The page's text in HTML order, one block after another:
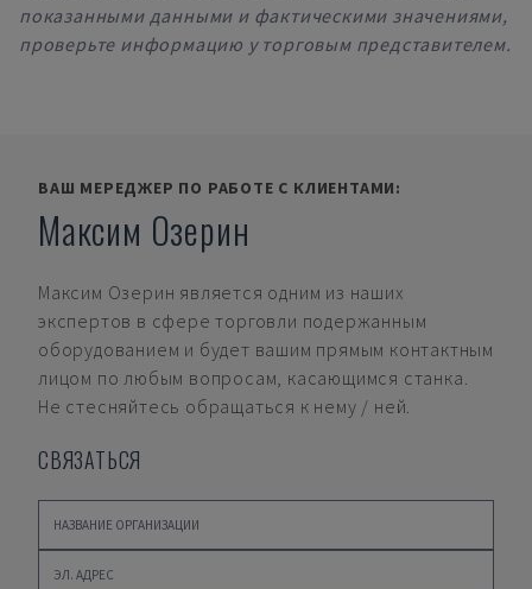
показанными данными и фактическими значениями,
проверьте информацию у торговым представителем.
ВАШ МЕРЕДЖЕР ПО РАБОТЕ С КЛИЕНТАМИ:
Максим Озерин
Максим Озерин является одним из наших
экспертов в сфере торговли подержанным
оборудованием и будет вашим прямым контактным
лицом по любым вопросам, касающимся станка.
Не стесняйтесь обращаться к нему / ней.
СВЯЗАТЬСЯ